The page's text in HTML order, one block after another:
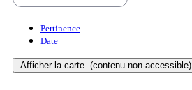
Pertinence
Date
Afficher la carte (contenu non-accessible)